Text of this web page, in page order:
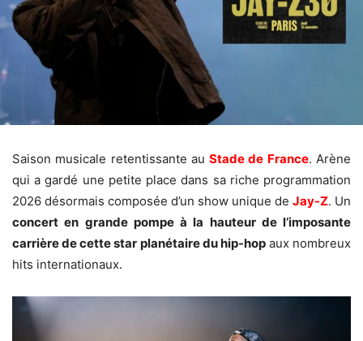
Saison musicale retentissante auStade de France. Arène
qui a gardé une petite place dans sa riche programmation
2026 désormais composée d’un show unique de Jay-Z. Un
concert en grande pompe à la hauteur de l’imposante
carrière de cette star planétaire du hip-hopaux nombreux
hits internationaux.